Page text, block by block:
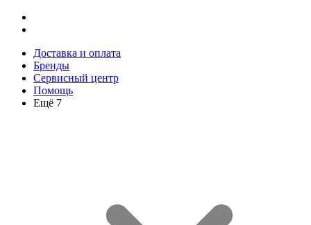
Доставка и оплата
Бренды
Сервисный центр
Помощь
Ещё 7